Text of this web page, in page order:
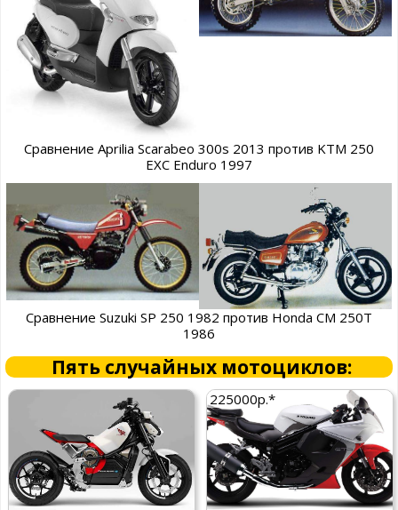
Сравнение Aprilia Scarabeo 300s 2013 против KTM 250
EXC Enduro 1997
Сравнение Suzuki SP 250 1982 против Honda CM 250T
1986
Пять случайных мотоциклов:
225000р.*